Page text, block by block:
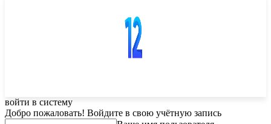
войти в систему
Добро пожаловать! Войдите в свою учётную запись